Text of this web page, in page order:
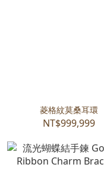
菱格紋莫桑耳環
NT$999,999